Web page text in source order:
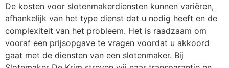
De kosten voor slotenmakerdiensten kunnen variëren,
afhankelijk van het type dienst dat u nodig heeft en de
complexiteit van het probleem. Het is raadzaam om
vooraf een prijsopgave te vragen voordat u akkoord
gaat met de diensten van een slotenmaker. Bij